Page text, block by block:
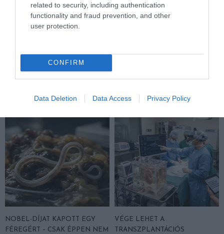
related to security, including authentication
functionality and fraud prevention, and other
user protection.
CONFIRM
Data Deletion Data Access Privacy Policy
EGY ORVOS A VÉGSŐKIG
TERMÉSZETET
2026-05-08
NOBEL-DÍJAT KAPOTT EGY
FÉREGÉRT – CSAK ÉPPEN NEM
VÉGE LEHET A
TRANSZPLANTÁCIÓS